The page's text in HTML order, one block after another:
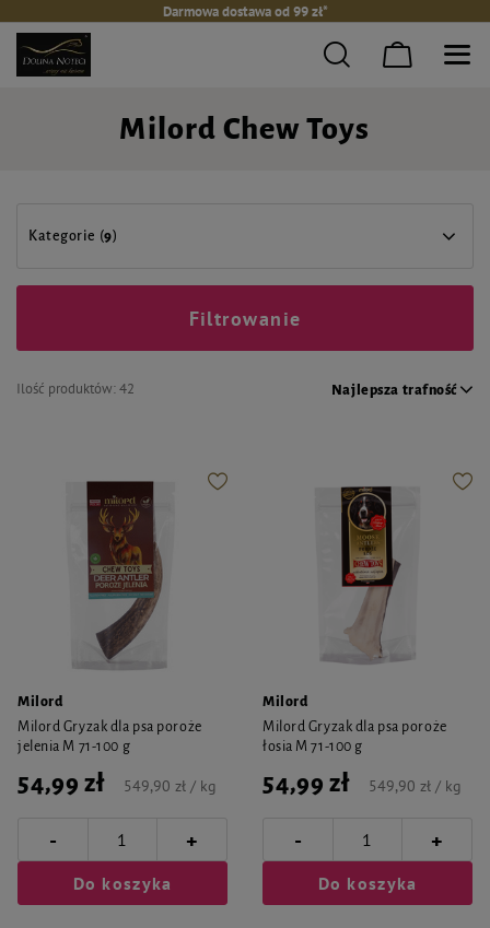
Darmowa dostawa od 99 zł*
Milord Chew Toys
Kategorie (9)
Ilość produktów:42 Najlepsza trafność
Filtrowanie
Milord
Milord Gryzak dla psa poroże
jelenia M 71-100 g
54,99 zł 549,90 zł / kg
- +
Do koszyka
Milord
Milord Gryzak dla psa poroże
łosia M 71-100 g
54,99 zł 549,90 zł / kg
- +
Do koszyka